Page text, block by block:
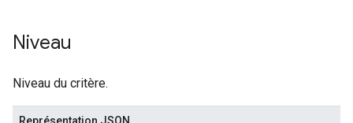
Niveau
Niveau du critère.